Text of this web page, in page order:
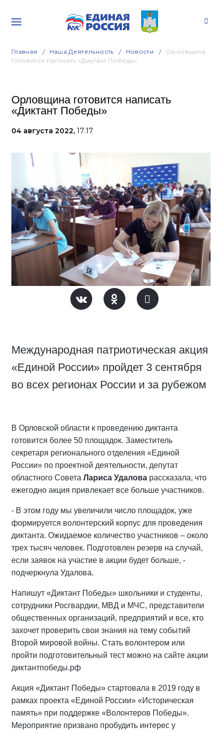
Главная Наша Деятельность Новости
Орловщина
Готовится Написать «Диктант Победы»
Орловщина готовится написать
«Диктант Победы»
04 августа 2022, 17:17
Международная патриотическая акция
«Единой России» пройдет 3 сентября
во всех регионах России и за рубежом
В Орловской области к проведению диктанта
готовится более 50 площадок. Заместитель
секретаря регионального отделения «Единой
России» по проектной деятельности, депутат
областного Совета Лариса Удалова рассказала, что
ежегодно акция привлекает все больше участников.
- В этом году мы увеличили число площадок, уже
формируется волонтерский корпус для проведения
диктанта. Ожидаемое количество участников – около
трех тысяч человек. Подготовлен резерв на случай,
если заявок на участие в акции будет больше, -
подчеркнула Удалова.
Напишут «Диктант Победы» школьники и студенты,
сотрудники Росгвардии, МВД и МЧС, представители
общественных организаций, предприятий и все, кто
захочет проверить свои знания на тему событий
Второй мировой войны. Стать волонтером или
пройти подготовительный тест можно на сайте акции
диктантпобеды.рф
Акция «Диктант Победы» стартовала в 2019 году в
рамках проекта «Единой России» «Историческая
память» при поддержке «Волонтеров Победы».
Мероприятие призвано пробудить интерес у